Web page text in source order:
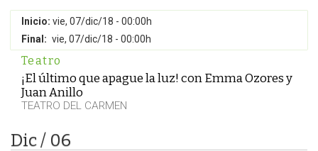
Inicio: vie, 07/dic/18 - 00:00h
Final: vie, 07/dic/18 - 00:00h
Teatro
¡El último que apague la luz! con Emma Ozores y
Juan Anillo
TEATRO DEL CARMEN
Dic / 06